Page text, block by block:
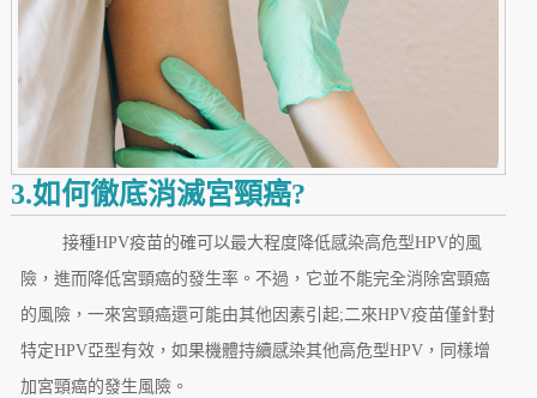
3.如何徹底消滅宮頸癌?
接種HPV疫苗的確可以最大程度降低感染高危型HPV的風
險，進而降低宮頸癌的發生率。不過，它並不能完全消除宮頸癌
的風險，一來宮頸癌還可能由其他因素引起;二來HPV疫苗僅針對
特定HPV亞型有效，如果機體持續感染其他高危型HPV，同樣增
加宮頸癌的發生風險。